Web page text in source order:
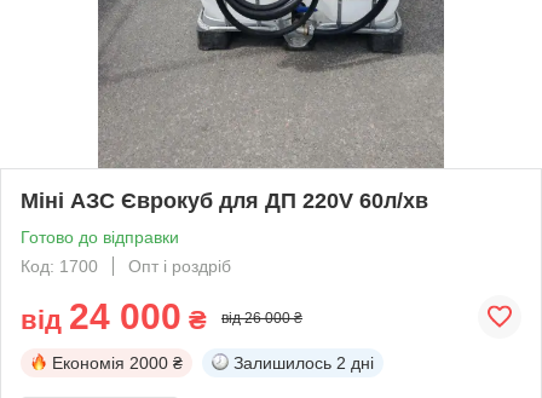
Міні АЗС Єврокуб для ДП 220V 60л/хв
Готово до відправки
Код: 1700
Опт і роздріб
від 24 000 ₴ від 26 000 ₴
Економія 2000 ₴ Залишилось 2 дні